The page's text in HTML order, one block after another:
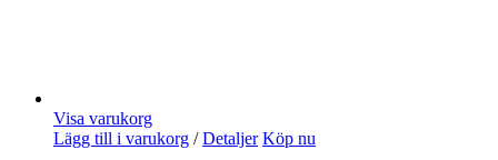
Visa varukorg
Lägg till i varukorg / Detaljer Köp nu